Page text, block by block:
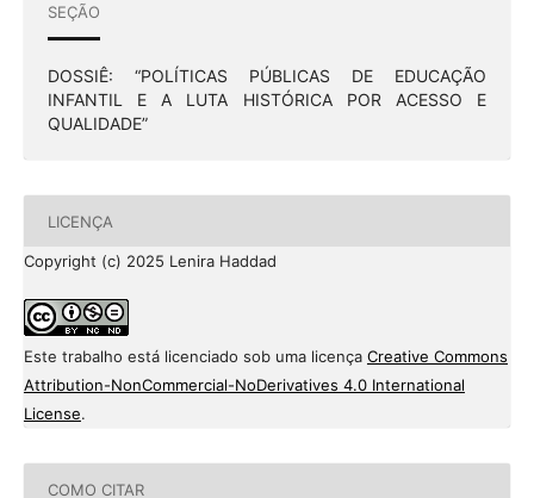
SEÇÃO
DOSSIÊ: “POLÍTICAS PÚBLICAS DE EDUCAÇÃO
INFANTIL E A LUTA HISTÓRICA POR ACESSO E
QUALIDADE”
LICENÇA
Copyright (c) 2025 Lenira Haddad
Este trabalho está licenciado sob uma licença Creative Commons
Attribution-NonCommercial-NoDerivatives 4.0 International
License.
COMO CITAR